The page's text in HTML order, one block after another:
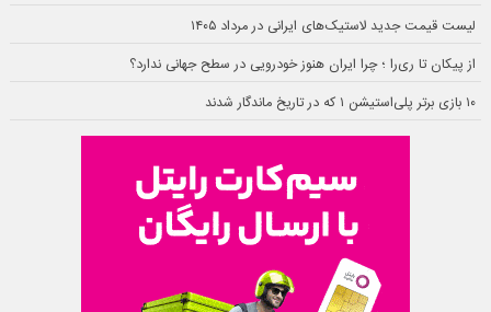
لیست قیمت جدید لاستیک‌های ایرانی در مرداد ۱۴۰۵
از پیکان تا ری‌را ؛ چرا ایران هنوز خودرویی در سطح جهانی ندارد؟
۱۰ بازی برتر پلی‌استیشن ۱ که در تاریخ ماندگار شدند